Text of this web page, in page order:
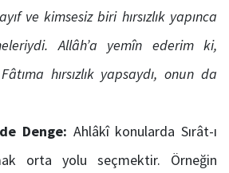
ve kimsesiz biri hırsızlık yapınca
Allâh’a yemîn ederim ki,
hırsızlık yapsaydı, onun da
Denge: Ahlâkî konularda Sırât-ı
orta yolu seçmektir. Örneğin